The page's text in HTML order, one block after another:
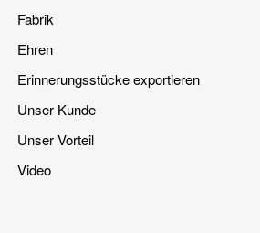
Fabrik
Ehren
Erinnerungsstücke exportieren
Unser Kunde
Unser Vorteil
Video